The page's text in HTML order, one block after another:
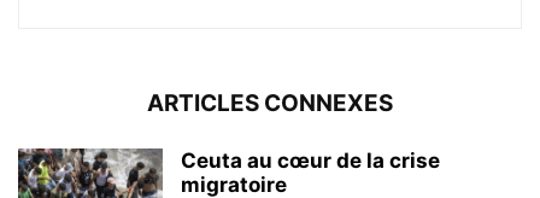
ARTICLES CONNEXES
Ceuta au cœur de la crise
migratoire